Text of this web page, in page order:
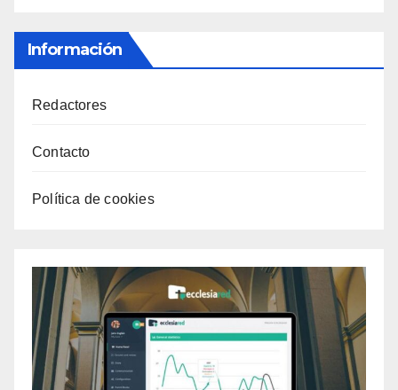
Información
Redactores
Contacto
Política de cookies